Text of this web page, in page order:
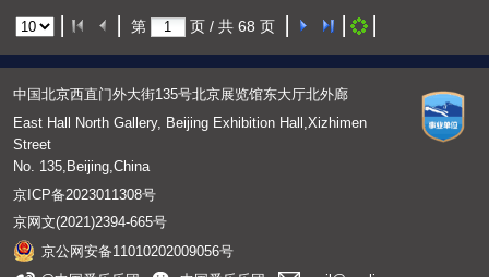
第 页 / 共 68 页
中国北京西直门外大街135号北京展览馆东大厅北外廊
East Hall North Gallery, Beijing Exhibition Hall,Xizhimen
Street
No. 135,Beijing,China
京ICP备2023011308号
京网文(2021)2394-665号
京公网安备11010202009056号